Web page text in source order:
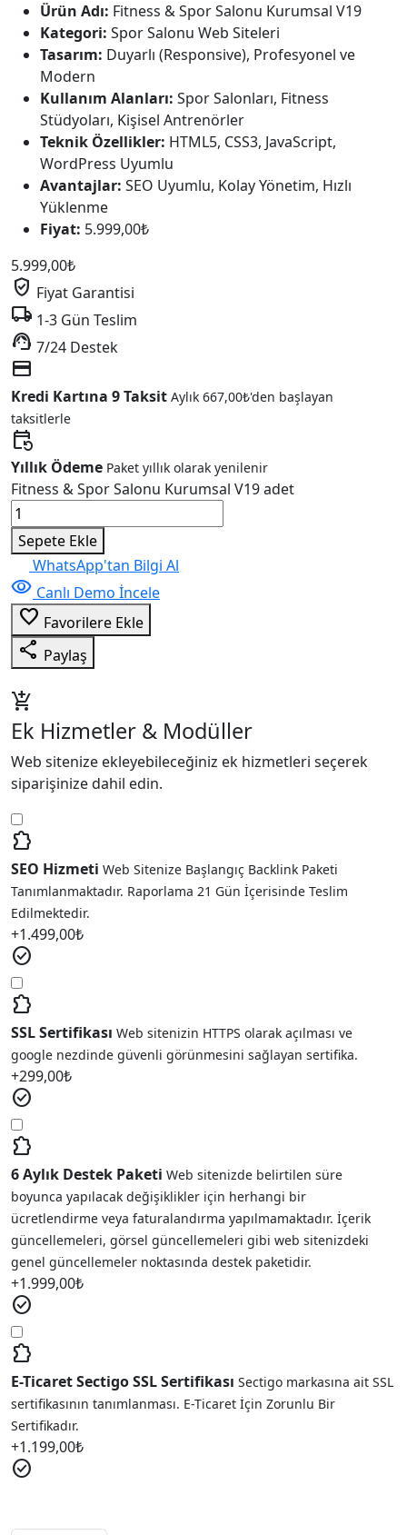
Ürün Adı: Fitness & Spor Salonu Kurumsal V19
Kategori: Spor Salonu Web Siteleri
Tasarım: Duyarlı (Responsive), Profesyonel ve
Modern
Kullanım Alanları: Spor Salonları, Fitness
Stüdyoları, Kişisel Antrenörler
Teknik Özellikler: HTML5, CSS3, JavaScript,
WordPress Uyumlu
Avantajlar: SEO Uyumlu, Kolay Yönetim, Hızlı
Yüklenme
Fiyat: 5.999,00₺
5.999,00₺
verified_user Fiyat Garantisi
local_shipping 1-3 Gün Teslim
support_agent 7/24 Destek
credit_card
Kredi Kartına 9 Taksit Aylık 667,00₺'den başlayan
taksitlerle
event_repeat
Yıllık Ödeme Paket yıllık olarak yenilenir
Fitness & Spor Salonu Kurumsal V19 adet
Sepete Ekle
WhatsApp'tan Bilgi Al
visibility Canlı Demo İncele
favorite_border Favorilere Ekle
share Paylaş
add_shopping_cart
Ek Hizmetler & Modüller
Web sitenize ekleyebileceğiniz ek hizmetleri seçerek
siparişinize dahil edin.
extension
SEO Hizmeti Web Sitenize Başlangıç Backlink Paketi
Tanımlanmaktadır. Raporlama 21 Gün İçerisinde Teslim
Edilmektedir.
+1.499,00₺
check_circle
extension
SSL Sertifikası Web sitenizin HTTPS olarak açılması ve
google nezdinde güvenli görünmesini sağlayan sertifika.
+299,00₺
check_circle
extension
6 Aylık Destek Paketi Web sitenizde belirtilen süre
boyunca yapılacak değişiklikler için herhangi bir
ücretlendirme veya faturalandırma yapılmamaktadır. İçerik
güncellemeleri, görsel güncellemeleri gibi web sitenizdeki
genel güncellemeler noktasında destek paketidir.
+1.999,00₺
check_circle
extension
E-Ticaret Sectigo SSL Sertifikası Sectigo markasına ait SSL
sertifikasının tanımlanması. E-Ticaret İçin Zorunlu Bir
Sertifikadır.
+1.199,00₺
check_circle